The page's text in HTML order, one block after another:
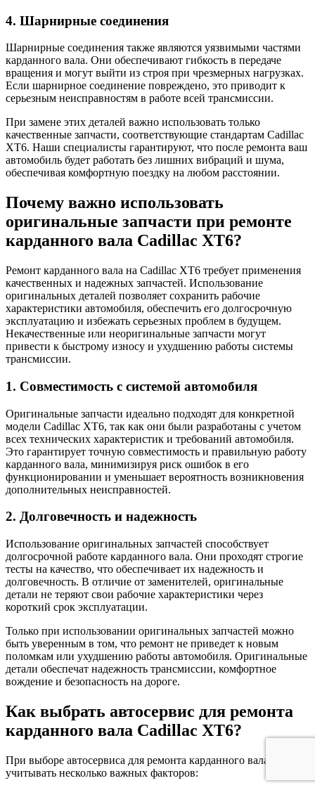
4. Шарнирные соединения
Шарнирные соединения также являются уязвимыми частями
карданного вала. Они обеспечивают гибкость в передаче
вращения и могут выйти из строя при чрезмерных нагрузках.
Если шарнирное соединение повреждено, это приводит к
серьезным неисправностям в работе всей трансмиссии.
При замене этих деталей важно использовать только
качественные запчасти, соответствующие стандартам Cadillac
XT6. Наши специалисты гарантируют, что после ремонта ваш
автомобиль будет работать без лишних вибраций и шума,
обеспечивая комфортную поездку на любом расстоянии.
Почему важно использовать
оригинальные запчасти при ремонте
карданного вала Cadillac XT6?
Ремонт карданного вала на Cadillac XT6 требует применения
качественных и надежных запчастей. Использование
оригинальных деталей позволяет сохранить рабочие
характеристики автомобиля, обеспечить его долгосрочную
эксплуатацию и избежать серьезных проблем в будущем.
Некачественные или неоригинальные запчасти могут
привести к быстрому износу и ухудшению работы системы
трансмиссии.
1. Совместимость с системой автомобиля
Оригинальные запчасти идеально подходят для конкретной
модели Cadillac XT6, так как они были разработаны с учетом
всех технических характеристик и требований автомобиля.
Это гарантирует точную совместимость и правильную работу
карданного вала, минимизируя риск ошибок в его
функционировании и уменьшает вероятность возникновения
дополнительных неисправностей.
2. Долговечность и надежность
Использование оригинальных запчастей способствует
долгосрочной работе карданного вала. Они проходят строгие
тесты на качество, что обеспечивает их надежность и
долговечность. В отличие от заменителей, оригинальные
детали не теряют свои рабочие характеристики через
короткий срок эксплуатации.
Только при использовании оригинальных запчастей можно
быть уверенным в том, что ремонт не приведет к новым
поломкам или ухудшению работы автомобиля. Оригинальные
детали обеспечат надежность трансмиссии, комфортное
вождение и безопасность на дороге.
Как выбрать автосервис для ремонта
карданного вала Cadillac XT6?
При выборе автосервиса для ремонта карданного вала следует
учитывать несколько важных факторов: